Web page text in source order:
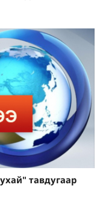
тавдугаар